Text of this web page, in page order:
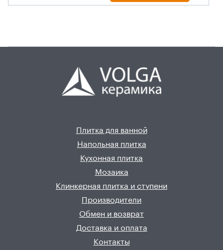
Плитка для ванной
Напольная плитка
Кухонная плитка
Мозаика
Клинкерная плитка и ступени
Производители
Обмен и возврат
Доставка и оплата
Контакты